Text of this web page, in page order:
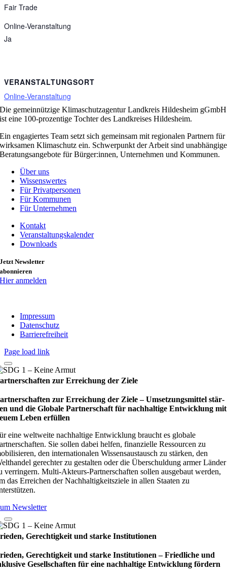
Fair Trade
Online-Veranstaltung
Ja
VERANSTALTUNGSORT
Online-Veranstaltung
Die gemeinnützige Klimaschutzagentur Landkreis Hildesheim gGmbH
ist eine 100-prozentige Tochter des Landkreises Hildesheim.
Ein engagiertes Team setzt sich gemeinsam mit regionalen Partnern für
wirksamen Klimaschutz ein. Schwerpunkt der Arbeit sind unabhängige
Beratungsangebote für Bürger:innen, Unternehmen und Kommunen.
Über uns
Wissenswertes
Für Privatpersonen
Für Kommunen
Für Unternehmen
Kontakt
Veranstaltungskalender
Downloads
Jetzt Newsletter
abonnieren
Hier anmelden
Impressum
Datenschutz
Barrierefreiheit
Page load link
zur Erreichung der Ziele
zur Erreichung der Ziele – Umset­zungs­mit­tel stär­
und die Glo­bale Part­ner­schaft für nach­hal­tige Ent­wick­lung mit
Leben erfül­len
eine weltweite nachhaltige Entwicklung braucht es globale
Sie sollen dabei helfen, finanzielle Ressourcen zu
den internationalen Wissensaustausch zu stärken, den
gerechter zu gestalten oder die Überschuldung armer Länder
verringern. Multi-Akteurs-Partnerschaften sollen ausgebaut werden,
das Erreichen der Nachhaltigkeitsziele in allen Staaten zu
Newsletter
Gerechtigkeit und starke Institutionen
Gerechtigkeit und starke Institutionen – Fried­li­che und
Gesell­schaf­ten für eine nach­hal­tige Ent­wick­lung för­dern